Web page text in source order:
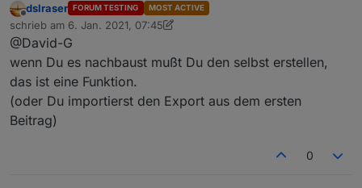
Hallo,
danke für deine Vorlage.
Baue Sie grad nach.
Aber irgendwie bin ich zu doof, den "change Text"
Baustein zu finden.
Kann mir jemand sagen, wie ich den erreiche?
Offline
dslraser FORUM TESTING MOST ACTIVE
schrieb am 6. Jan. 2021, 07:45
zuletzt editiert von dslraser1. Juni 2021, 09:29
@David-G
wenn Du es nachbaust mußt Du den selbst erstellen,
das ist eine Funktion.
(oder Du importierst den Export aus dem ersten
Beitrag)
0